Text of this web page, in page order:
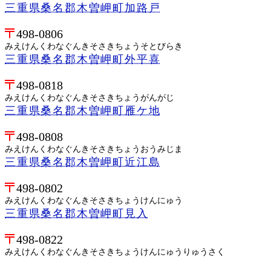
三重県桑名郡木曽岬町加路戸
498-0806
みえけんくわなぐんきそさきちょうそとびらき
三重県桑名郡木曽岬町外平喜
498-0818
みえけんくわなぐんきそさきちょうがんがじ
三重県桑名郡木曽岬町雁ケ地
498-0808
みえけんくわなぐんきそさきちょうおうみじま
三重県桑名郡木曽岬町近江島
498-0802
みえけんくわなぐんきそさきちょうけんにゅう
三重県桑名郡木曽岬町見入
498-0822
みえけんくわなぐんきそさきちょうけんにゅうりゅうさく